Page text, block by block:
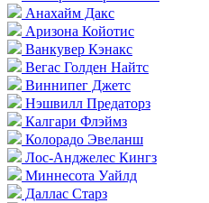
Анахайм Дакс
Аризона Койотис
Ванкувер Кэнакс
Вегас Голден Найтс
Виннипег Джетс
Нэшвилл Предаторз
Калгари Флэймз
Колорадо Эвеланш
Лос-Анджелес Кингз
Миннесота Уайлд
Даллас Старз